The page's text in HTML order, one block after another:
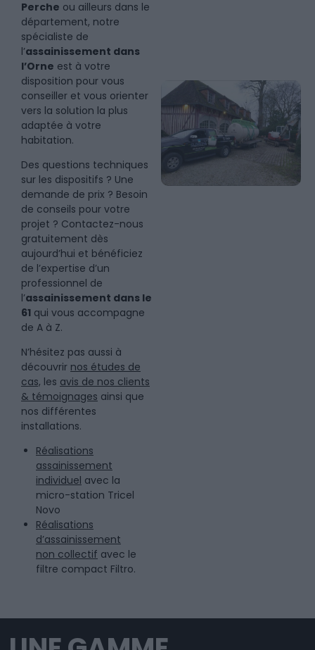
Perche ou ailleurs dans le
département, notre
spécialiste de
l’assainissement dans
l’Orne est à votre
disposition pour vous
conseiller et vous orienter
vers la solution la plus
adaptée à votre
habitation.
Des questions techniques
sur les dispositifs ? Une
demande de prix ? Besoin
de conseils pour votre
projet ? Contactez-nous
gratuitement dès
aujourd’hui et bénéficiez
de l’expertise d’un
professionnel de
l’assainissement dans le
61 qui vous accompagne
de A à Z.
N’hésitez pas aussi à
découvrir nos études de
cas, les avis de nos clients
& témoignages ainsi que
nos différentes
installations.
Réalisations
assainissement
individuel avec la
micro-station Tricel
Novo
Réalisations
d’assainissement
non collectif avec le
filtre compact Filtro.